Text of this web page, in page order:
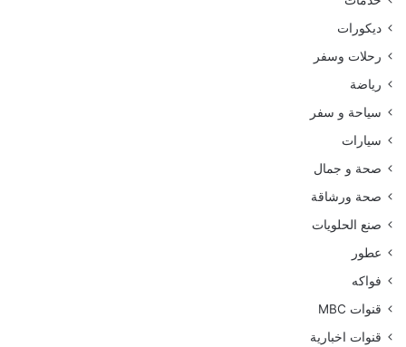
ديكورات
رحلات وسفر
رياضة
سياحة و سفر
سيارات
صحة و جمال
صحة ورشاقة
صنع الحلويات
عطور
فواكه
قنوات MBC
قنوات اخبارية